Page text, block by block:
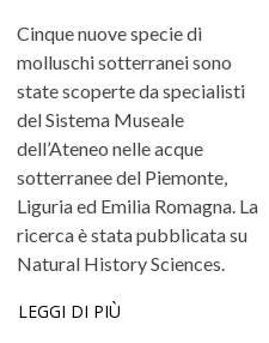
Cinque nuove specie di
molluschi sotterranei sono
state scoperte da specialisti
del Sistema Museale
dell’Ateneo nelle acque
sotterranee del Piemonte,
Liguria ed Emilia Romagna. La
ricerca è stata pubblicata su
Natural History Sciences.
LEGGI DI PIÙ